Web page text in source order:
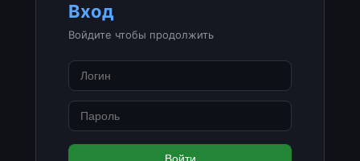
Вход
Войдите чтобы продолжить